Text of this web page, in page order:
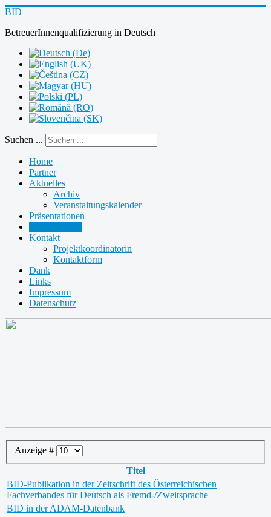
BID
BetreuerInnenqualifizierung in Deutsch
Suchen ...
Home
Partner
Aktuelles
Archiv
Veranstaltungskalender
Präsentationen
Kontakt
Projektkoordinatorin
Kontaktform
Dank
Links
Impressum
Datenschutz
Anzeige #
Titel
BID-Publikation in der Zeitschrift des Österreichischen
Fachverbandes für Deutsch als Fremd-/Zweitsprache
BID in der ADAM-Datenbank